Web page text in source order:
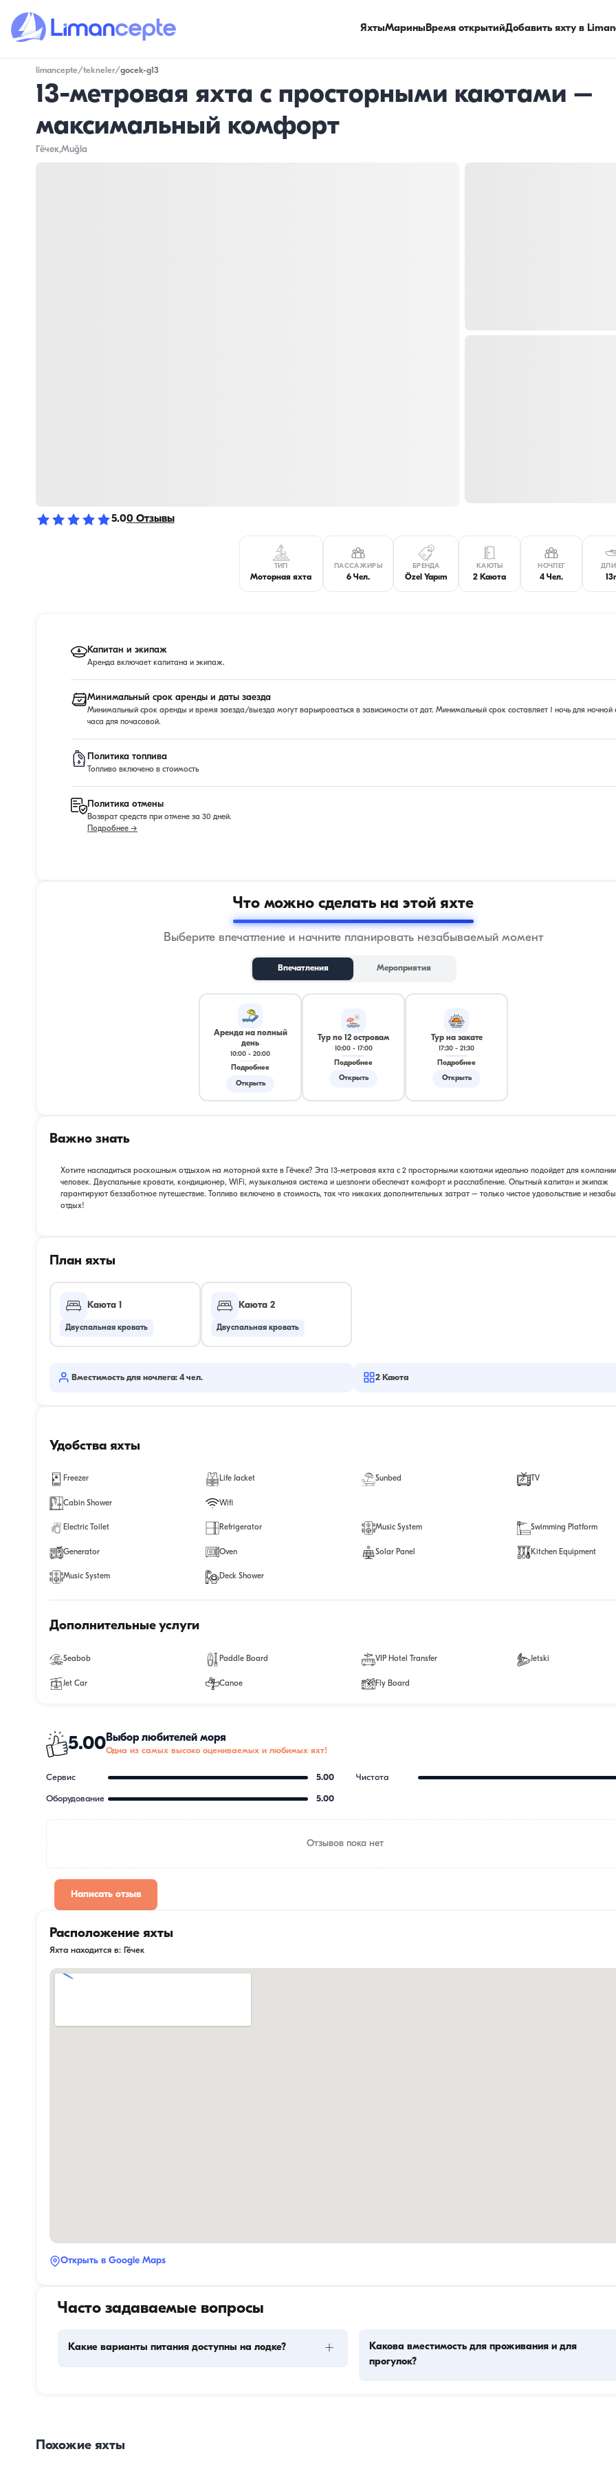
ЯхтыМариныВремя открытийДобавить яхту в
limancepte/tekneler/gocek-g13
13-метровая яхта с просторными каютами –
максимальный комфорт
Гёчек,Muğla
5.00 Отзывы
ТИП
Моторная яхта
ПАССАЖИРЫ
6 Чел.
БРЕНДА
Özel Yapım
КАЮТЫ
2 Каюта
НОЧЛЕГ
4 Чел.
Капитан и экипаж
Аренда включает капитана и экипаж.
Минимальный срок аренды и даты заезда
Минимальный срок аренды и время заезда/выезда могут варьироваться в зависимости от дат. Минимальный срок составляет 1 ночь для ночной
часа для почасовой.
Политика топлива
Топливо включено в стоимость
Политика отмены
Возврат средств при отмене за 30 дней.
Подробнее →
Что можно сделать на этой яхте
Выберите впечатление и начните планировать незабываемый момент
Впечатления Мероприятия
Аренда на полный
день
10:00 - 20:00
Подробнее
Открыть
Тур по 12 островам
10:00- 17:00
Подробнее
Открыть
Тур на закате
17:30 - 21:30
Подробнее
Открыть
Важно знать
Хотите насладиться роскошным отдыхом на моторной яхте в Гёчеке? Эта 13-метровая яхта с 2 просторными каютами идеально подойдет для
человек. Двуспальные кровати, кондиционер, WiFi, музыкальная система и шезлонги обеспечат комфорт и расслабление. Опытный капитан и экипаж
гарантируют беззаботное путешествие. Топливо включено в стоимость, так что никаких дополнительных затрат – только чистое удовольствие и
отдых!
План яхты
Каюта 1
Двуспальная кровать
Каюта 2
Двуспальная кровать
Вместимость для ночлега: 4 чел. 2 Каюта
Удобства яхты
Freezer Life Jacket Sunbed TV
Cabin Shower Wifi
Electric Toilet Refrigerator Music System Swimming Platform
Generator Oven Solar Panel Kitchen Equipment
Music System Deck Shower
Дополнительные услуги
Seabob Paddle Board VIP Hotel Transfer Jetski
Jet Car Canoe Fly Board
5.00Выбор любителей моря
Одна из самых высоко оцениваемых и любимых яхт!
Сервис 5.00 Чистота
Оборудование 5.00
Отзывов пока нет
Написать отзыв
Расположение яхты
Яхта находится в: Гёчек
Открыть в Google Maps
Часто задаваемые вопросы
Какие варианты питания доступны на лодке? +
Какова вместимость для проживания и для
прогулок?
Похожие яхты